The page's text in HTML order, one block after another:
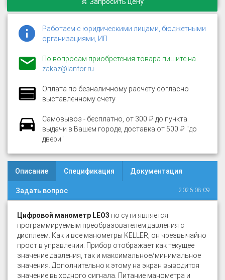
Работаем с юридическими лицами, бюджетными
организациями, ИП
По вопросам приобретения товара пишите на
zakaz@lanfor.ru
Оплата по безналичному расчету согласно
выставленному счету
Самовывоз - бесплатно, от 300 ₽ до пункта
выдачи в Вашем городе, доставка от 500 ₽ "до
двери"
Описание Спецификация Документация
Задать вопрос 2026-08-09
Цифровой манометр LЕО3 по сути является
программируемым преобразователем давления с
дисплеем. Как и все манометры KELLER, он чрезвычайно
прост в управлении. Прибор отображает как текущее
значение давления, так и максимальное/минимальное
значения. Дополнительно к этому на экран выводится
значение выходного сигнала. Питание манометра и